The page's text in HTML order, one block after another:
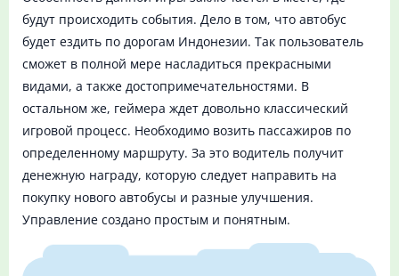
будут происходить события. Дело в том, что автобус
будет ездить по дорогам Индонезии. Так пользователь
сможет в полной мере насладиться прекрасными
видами, а также достопримечательностями. В
остальном же, геймера ждет довольно классический
игровой процесс. Необходимо возить пассажиров по
определенному маршруту. За это водитель получит
денежную награду, которую следует направить на
покупку нового автобусы и разные улучшения.
Управление создано простым и понятным.